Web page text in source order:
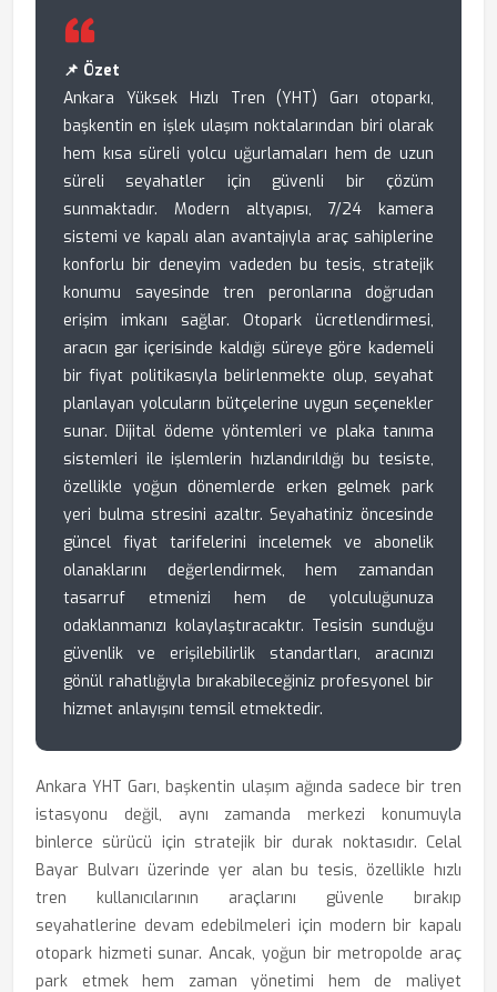
📌 Özet
Ankara Yüksek Hızlı Tren (YHT) Garı otoparkı,
başkentin en işlek ulaşım noktalarından biri olarak
hem kısa süreli yolcu uğurlamaları hem de uzun
süreli seyahatler için güvenli bir çözüm
sunmaktadır. Modern altyapısı, 7/24 kamera
sistemi ve kapalı alan avantajıyla araç sahiplerine
konforlu bir deneyim vadeden bu tesis, stratejik
konumu sayesinde tren peronlarına doğrudan
erişim imkanı sağlar. Otopark ücretlendirmesi,
aracın gar içerisinde kaldığı süreye göre kademeli
bir fiyat politikasıyla belirlenmekte olup, seyahat
planlayan yolcuların bütçelerine uygun seçenekler
sunar. Dijital ödeme yöntemleri ve plaka tanıma
sistemleri ile işlemlerin hızlandırıldığı bu tesiste,
özellikle yoğun dönemlerde erken gelmek park
yeri bulma stresini azaltır. Seyahatiniz öncesinde
güncel fiyat tarifelerini incelemek ve abonelik
olanaklarını değerlendirmek, hem zamandan
tasarruf etmenizi hem de yolculuğunuza
odaklanmanızı kolaylaştıracaktır. Tesisin sunduğu
güvenlik ve erişilebilirlik standartları, aracınızı
gönül rahatlığıyla bırakabileceğiniz profesyonel bir
hizmet anlayışını temsil etmektedir.
Ankara YHT Garı, başkentin ulaşım ağında sadece bir tren
istasyonu değil, aynı zamanda merkezi konumuyla
binlerce sürücü için stratejik bir durak noktasıdır. Celal
Bayar Bulvarı üzerinde yer alan bu tesis, özellikle hızlı
tren kullanıcılarının araçlarını güvenle bırakıp
seyahatlerine devam edebilmeleri için modern bir kapalı
otopark hizmeti sunar. Ancak, yoğun bir metropolde araç
park etmek hem zaman yönetimi hem de maliyet